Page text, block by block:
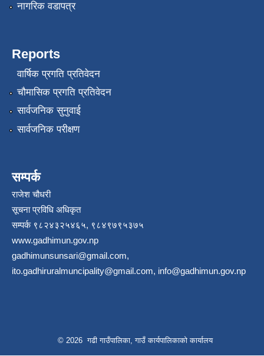
नागरिक वडापत्र
Reports
वार्षिक प्रगति प्रतिवेदन
चौमासिक प्रगति प्रतिवेदन
सार्वजनिक सुनुवाई
सार्वजनिक परीक्षण
सम्पर्क
राजेश चौधरी
सूचना प्रविधि अधिकृत
सम्पर्क ९८२४३२५४६५, ९८४९७९५३७५
www.gadhimun.gov.np
gadhimunsunsari@gmail.com,
ito.gadhiruralmuncipality@gmail.com, info@gadhimun.gov.np
© 2026 गढी गाउँपालिका, गाउँ कार्यपालिकाको कार्यालय